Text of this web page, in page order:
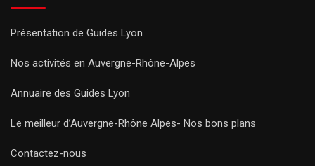
Présentation de Guides Lyon
Nos activités en Auvergne-Rhône-Alpes
Annuaire des Guides Lyon
Le meilleur d’Auvergne-Rhône Alpes- Nos bons plans
Contactez-nous